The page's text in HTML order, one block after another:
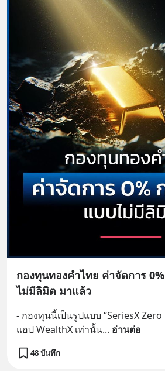
กองทุนทองคำไทย ค่าจัดการ
ไม่มีลิมิต มาแล้ว
- กองทุนนี้เป็นรูปแบบ “SeriesX
แอป WealthX เท่านั้น... อ่านต่อ
48 บันทึก